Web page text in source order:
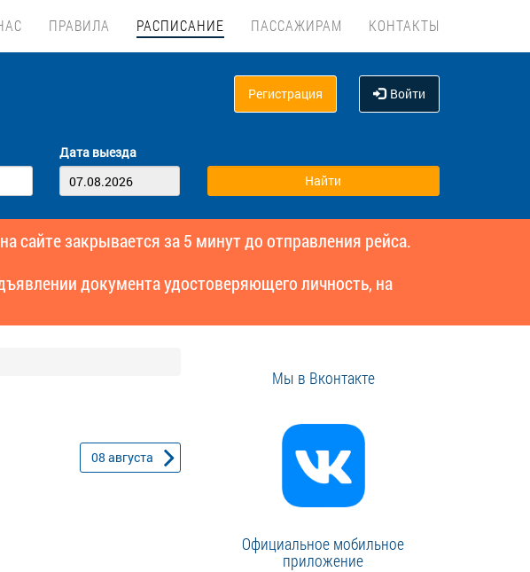
ПРАВИЛА РАСПИСАНИЕ ПАССАЖИРАМ КОНТАКТЫ
Регистрация Войти
Дата выезда
сайте закрывается за 5 минут до отправления рейса.
документа удостоверяющего личность, на
08 августа
Мы в Вконтакте
Официальное мобильное
приложение